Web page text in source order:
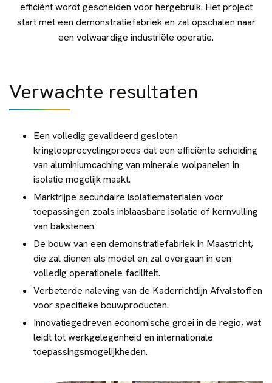
efficiënt wordt gescheiden voor hergebruik. Het project
start met een demonstratiefabriek en zal opschalen naar
een volwaardige industriële operatie.
Verwachte resultaten
Een volledig gevalideerd gesloten
kringlooprecyclingproces dat een efficiënte scheiding
van aluminiumcaching van minerale wolpanelen in
isolatie mogelijk maakt.
Marktrijpe secundaire isolatiematerialen voor
toepassingen zoals inblaasbare isolatie of kernvulling
van bakstenen.
De bouw van een demonstratiefabriek in Maastricht,
die zal dienen als model en zal overgaan in een
volledig operationele faciliteit.
Verbeterde naleving van de Kaderrichtlijn Afvalstoffen
voor specifieke bouwproducten.
Innovatiegedreven economische groei in de regio, wat
leidt tot werkgelegenheid en internationale
toepassingsmogelijkheden.